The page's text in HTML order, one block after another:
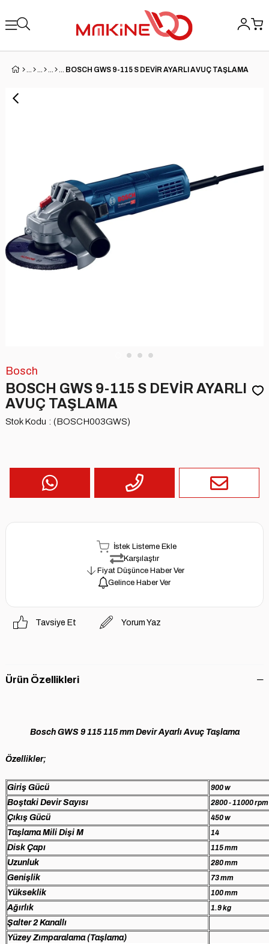
BOSCH GWS 9-115 S DEVİR AYARLI AVUÇ TAŞLAMA
Bosch
BOSCH GWS 9-115 S DEVİR AYARLI
AVUÇ TAŞLAMA
Stok Kodu (BOSCH003GWS)
İstek Listeme Ekle
Karşılaştır
Fiyat Düşünce Haber Ver
Gelince Haber Ver
Tavsiye Et Yorum Yaz
Ürün Özellikleri
Bosch GWS 9 115 115 mm Devir Ayarlı Avuç Taşlama
Özellikler;
Giriş Gücü 900 w
Boştaki Devir Sayısı 2800 - 11000 rpm
Çıkış Gücü 450 w
Taşlama Mili Dişi M 14
Disk Çapı 115 mm
Uzunluk 280 mm
Genişlik 73 mm
Yükseklik 100 mm
Ağırlık 1.9 kg
Şalter 2 Kanallı
Yüzey Zımparalama (Taşlama)